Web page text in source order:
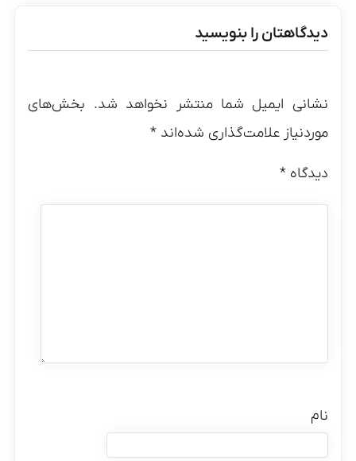
دیدگاهتان را بنویسید
نشانی ایمیل شما منتشر نخواهد شد. بخش‌های
موردنیاز علامت‌گذاری شده‌اند*
دیدگاه*
نام